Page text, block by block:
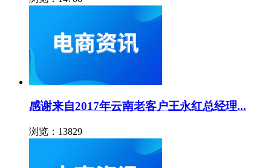
感谢来自2017年云南老客户王永红总经理...
浏览：13829